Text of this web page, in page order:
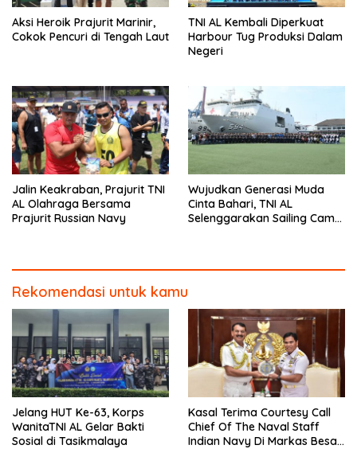
Aksi Heroik Prajurit Marinir,
Cokok Pencuri di Tengah Laut
TNI AL Kembali Diperkuat
Harbour Tug Produksi Dalam
Negeri
Jalin Keakraban, Prajurit TNI
AL Olahraga Bersama
Prajurit Russian Navy
Wujudkan Generasi Muda
Cinta Bahari, TNI AL
Selenggarakan Sailing Camp
Rekomendasi untuk kamu
Jelang HUT Ke-63, Korps
WanitaTNI AL Gelar Bakti
Sosial di Tasikmalaya
Kasal Terima Courtesy Call
Chief Of The Naval Staff
Indian Navy Di Markas Besar